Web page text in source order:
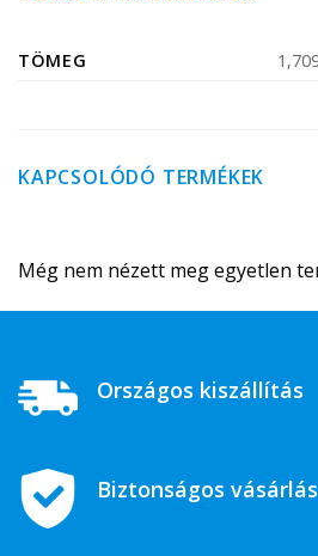
TÖMEG
KAPCSOLÓDÓ TERMÉKEK
Még nem nézett meg egyetlen
Országos kiszállítás
Biztonságos vásárlás